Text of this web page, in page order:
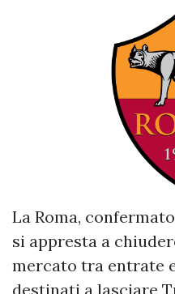
La Roma,
si appresta a
mercato tra entrate
destinati a lasciare